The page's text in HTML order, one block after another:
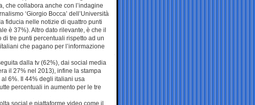
che collabora anche con l’indagine
‘Giorgio Bocca’ dell’Università
fiducia nelle notizie di quattro punti
è 37%). Altro dato rilevante, è che il
tre punti percentuali rispetto ad un
che pagano per l’informazione
dalla tv (62%), dai social media
il 27% nel 2013), infine la stampa
6%. Il 44% degli italiani usa
percentuali in aumento per le tre
social e piattaforme video come il